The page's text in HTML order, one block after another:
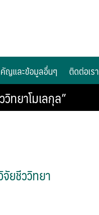
ญและข้อมูลอื่นๆ ติดต่อเรา
ทยาโมเลกุล”
ยชีววิทยา